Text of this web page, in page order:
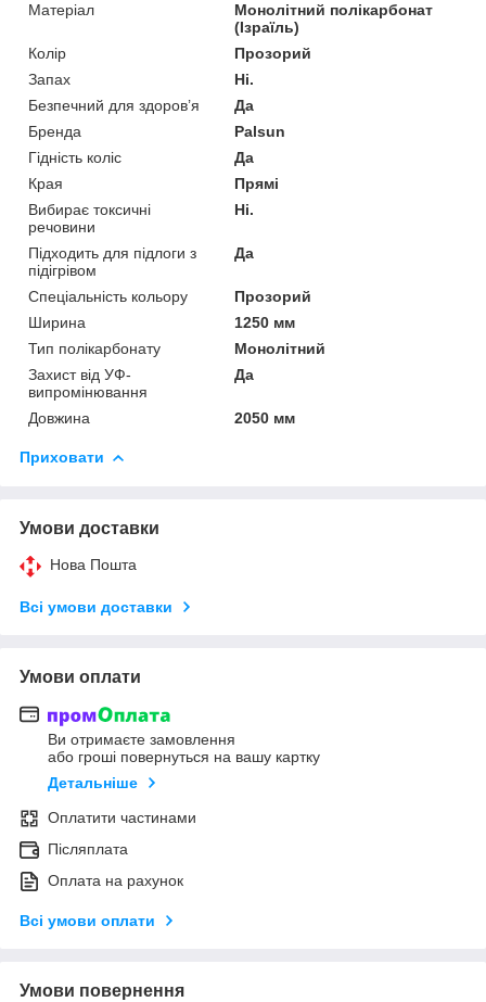
Матеріал
Монолітний полікарбонат
(Ізраїль)
Колір
Прозорий
Запах
Ні.
Безпечний для здоров’я
Да
Бренда
Palsun
Гідність коліс
Да
Края
Прямі
Вибирає токсичні
речовини
Ні.
Підходить для підлоги з
підігрівом
Да
Спеціальність кольору
Прозорий
Ширина
1250 мм
Тип полікарбонату
Монолітний
Захист від УФ-
випромінювання
Да
Довжина 2050 мм
Приховати
Умови доставки
Нова Пошта
Всі умови доставки
Умови оплати
Ви отримаєте замовлення
або гроші повернуться на вашу картку
Детальніше
Оплатити частинами
Післяплата
Оплата на рахунок
Всі умови оплати
Умови повернення